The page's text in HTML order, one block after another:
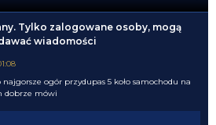
Tylko zalogowane osoby, mogą
wiadomości
ogór przydupas 5 koło samochodu na
dobrze mówi